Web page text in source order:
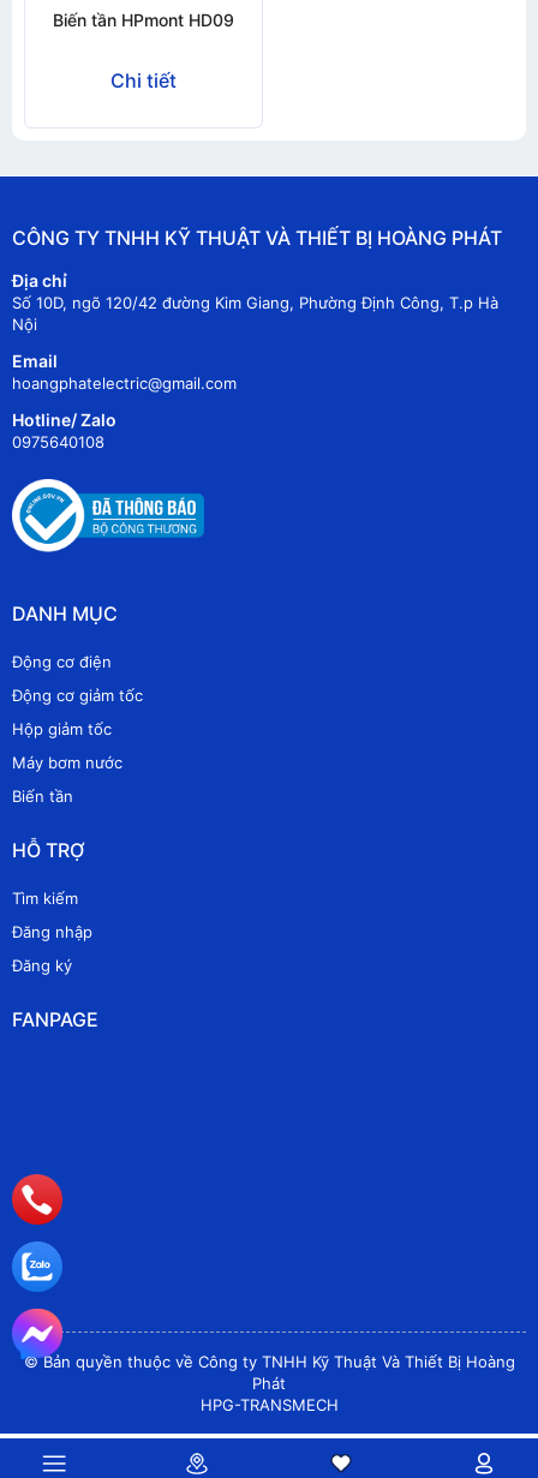
Biến tần HPmont HD09
Chi tiết
CÔNG TY TNHH KỸ THUẬT VÀ THIẾT BỊ HOÀNG PHÁT
Địa chỉ
Số 10D, ngõ 120/42 đường Kim Giang, Phường Định Công, T.p Hà
Nội
Email
hoangphatelectric@gmail.com
Hotline/ Zalo
0975640108
DANH MỤC
Động cơ điện
Động cơ giảm tốc
Hộp giảm tốc
Máy bơm nước
Biến tần
HỖ TRỢ
Tìm kiếm
Đăng nhập
Đăng ký
FANPAGE
© Bản quyền thuộc về Công ty TNHH Kỹ Thuật Và Thiết Bị Hoàng
Phát
HPG-TRANSMECH